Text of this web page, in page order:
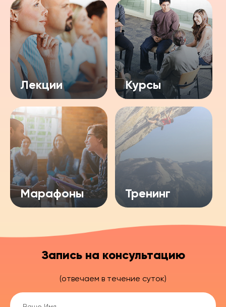
Лекции Курсы
Марафоны Тренинг
Запись на консультацию
(отвечаем в течение суток)